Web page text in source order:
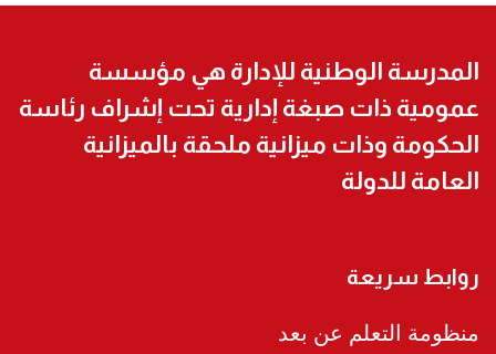
المدرسة الوطنية للإدارة هي مؤسسة
عمومية ذات صبغة إدارية تحت إشراف رئاسة
الحكومة وذات ميزانية ملحقة بالميزانية
العامة للدولة
روابط سريعة
منظومة التعلم عن بعد